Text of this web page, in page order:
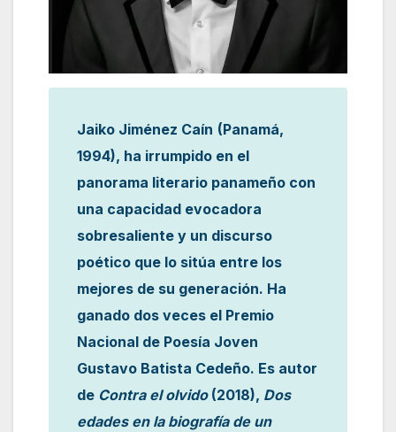
Jaiko Jiménez Caín (Panamá,
1994), ha irrumpido en el
panorama literario panameño con
una capacidad evocadora
sobresaliente y un discurso
poético que lo sitúa entre los
mejores de su generación. Ha
ganado dos veces el Premio
Nacional de Poesía Joven
Gustavo Batista Cedeño. Es autor
de Contra el olvido(2018), Dos
edades en la biografía de un